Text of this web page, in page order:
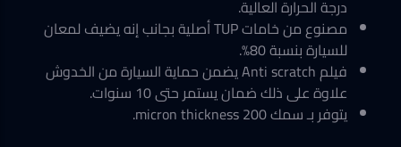
درجة الحرارة العالية.
مصنوع من خامات TUP أصلية بجانب إنه يضيف لمعان
للسيارة بنسبة 80%.
فيلم Anti scratch يضمن حماية السيارة من الخدوش
علاوة على ذلك ضمان يستمر حتى 10 سنوات.
يتوفر بـ سمك 200 micron thickness.